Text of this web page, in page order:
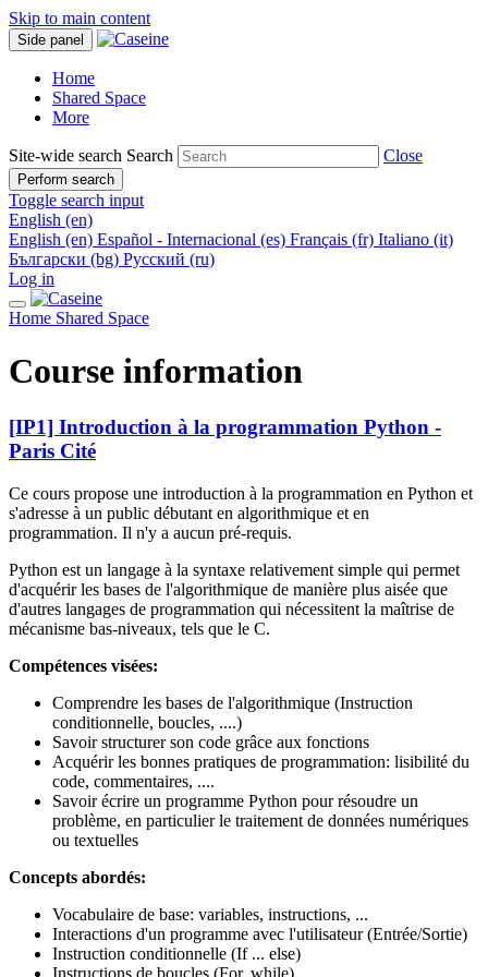
Skip to main content
Side panel
Home
Shared Space
More
Site-wide search Search Close
Perform search
Toggle search input
English ‎(en)‎
English ‎(en)‎ Español - Internacional ‎(es)‎ Français ‎(fr)‎ Italiano ‎(it)‎
Български ‎(bg)‎ Русский ‎(ru)‎
Log in
Home Shared Space
Course information
[IP1] Introduction à la programmation Python -
Paris Cité
Ce cours propose une introduction à la programmation en Python et
s'adresse à un public débutant en algorithmique et en
programmation. Il n'y a aucun pré-requis.
Python est un langage à la syntaxe relativement simple qui permet
d'acquérir les bases de l'algorithmique de manière plus aisée que
d'autres langages de programmation qui nécessitent la maîtrise de
mécanisme bas-niveaux, tels que le C.
Compétences visées:
Comprendre les bases de l'algorithmique (Instruction
conditionnelle, boucles, ....)
Savoir structurer son code grâce aux fonctions
Acquérir les bonnes pratiques de programmation: lisibilité du
code, commentaires, ....
Savoir écrire un programme Python pour résoudre un
problème, en particulier le traitement de données numériques
ou textuelles
Concepts abordés:
Vocabulaire de base: variables, instructions, ...
Interactions d'un programme avec l'utilisateur (Entrée/Sortie)
Instruction conditionnelle (If ... else)
Instructions de boucles (For, while)